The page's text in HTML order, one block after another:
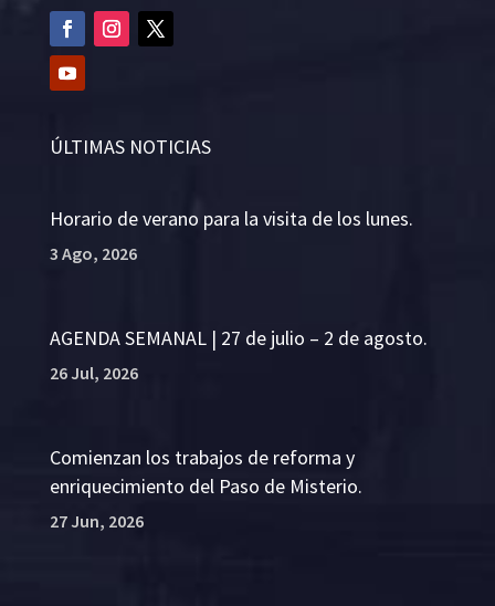
ÚLTIMAS NOTICIAS
Horario de verano para la visita de los lunes.
3 Ago, 2026
AGENDA SEMANAL | 27 de julio – 2 de agosto.
26 Jul, 2026
Comienzan los trabajos de reforma y
enriquecimiento del Paso de Misterio.
27 Jun, 2026